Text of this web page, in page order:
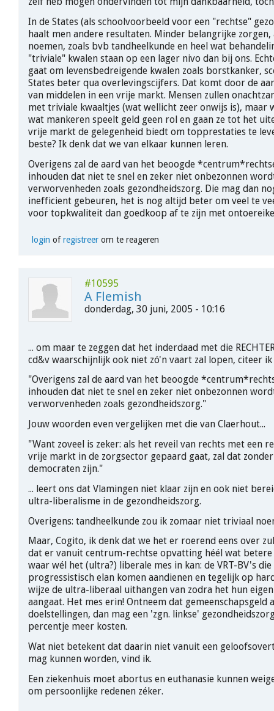
In de States (als schoolvoorbeeld voor een "rechtse"
haalt men andere resultaten. Minder belangrijke zorgen,
noemen, zoals bvb tandheelkunde en heel wat
"triviale" kwalen staan op een lager nivo dan bij ons.
gaat om levensbedreigende kwalen zoals borstkanker,
States beter qua overlevingscijfers. Dat komt door de
van middelen in een vrije markt. Mensen zullen
met triviale kwaaltjes (wat wellicht zeer onwijs is), maar
wat mankeren speelt geld geen rol en gaan ze tot het
vrije markt de gelegenheid biedt om topprestaties te
beste? Ik denk dat we van elkaar kunnen leren.
Overigens zal de aard van het beoogde
inhouden dat niet te snel en zeker niet onbezonnen
verworvenheden zoals gezondheidszorg. Die mag dan
inefficient gebeuren, het is nog altijd beter om veel te
voor topkwaliteit dan goedkoop af te zijn met
login ofregistreerom te reageren
#10595
A Flemish
donderdag, 30 juni, 2005 - 10:16
... om maar te zeggen dat het inderdaad met die
cd&v waarschijnlijk ook niet zó'n vaart zal lopen, citeer
"Overigens zal de aard van het beoogde
inhouden dat niet te snel en zeker niet onbezonnen
verworvenheden zoals gezondheidszorg."
Jouw woorden even vergelijken met die van Claerhout...
"Want zoveel is zeker: als het reveil van rechts met een
vrije markt in de zorgsector gepaard gaat, zal dat
democraten zijn."
... leert ons dat Vlamingen niet klaar zijn en ook niet
ultra-liberalisme in de gezondheidszorg.
Overigens: tandheelkunde zou ik zomaar niet triviaal
Maar, Cogito, ik denk dat we het er roerend eens over
dat er vanuit centrum-rechtse opvatting héél wat betere
waar wél het (ultra?) liberale mes in kan: de VRT-BV's
progressistisch elan komen aandienen en tegelijk op
wijze de ultra-liberaal uithangen van zodra het hun
aangaat. Het mes erin! Ontneem dat gemeenschapsgeld
doelstellingen, dan mag een 'zgn. linkse'
percentje meer kosten.
Wat niet betekent dat daarin niet vanuit een
mag kunnen worden, vind ik.
Een ziekenhuis moet abortus en euthanasie kunnen
om persoonlijke redenen zéker.